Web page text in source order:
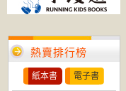
熱賣排行榜
紙本書 電子書